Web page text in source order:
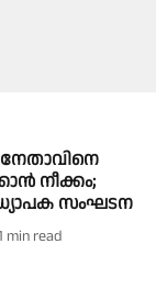
നീക്കം;
സംഘടന
min read